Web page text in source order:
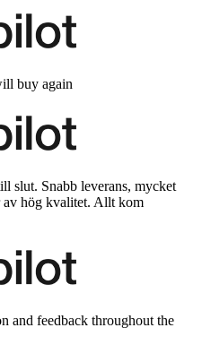
buy again
slut. Snabb leverans, mycket
av hög kvalitet. Allt kom
and feedback throughout the